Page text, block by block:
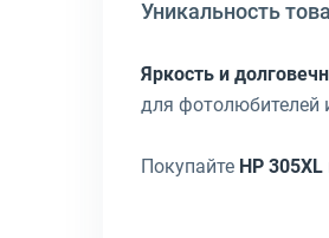
Уникальность
Яркость и
для фотолюбителей
Покупайте HP 305XL